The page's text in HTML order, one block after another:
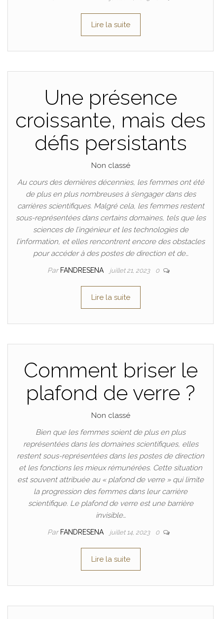
Lire la suite
Une présence
croissante, mais des
défis persistants
Non classé
Au cours des dernières décennies, les femmes ont été
de plus en plus nombreuses à s’engager dans des
carrières scientifiques. Malgré cela, les femmes restent
sous-représentées dans certains domaines, tels que les
sciences de l’ingénieur et les technologies de
l’information, et elles rencontrent encore des obstacles
pour accéder à des postes de direction et de…
Par FANDRESENA juillet 21, 2023 0
Lire la suite
Comment briser le
plafond de verre ?
Non classé
Bien que les femmes soient de plus en plus
représentées dans les domaines scientifiques, elles
restent sous-représentées dans les postes de direction
et les fonctions les mieux rémunérées. Cette situation
est souvent attribuée au « plafond de verre » qui limite
la progression des femmes dans leur carrière
scientifique. Le plafond de verre est une barrière
invisible…
Par FANDRESENA juillet 14, 2023 0
Lire la suite